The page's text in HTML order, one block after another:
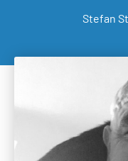
Stefan